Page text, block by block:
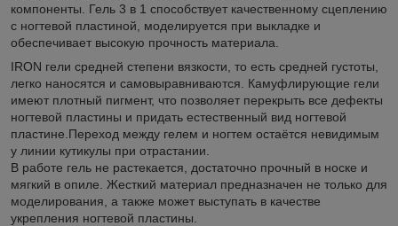
компоненты. Гель 3 в 1 способствует качественному сцеплению
с ногтевой пластиной, моделируется при выкладке и
обеспечивает высокую прочность материала.
IRON гели средней степени вязкости, то есть средней густоты,
легко наносятся и самовыравниваются. Камуфлирующие гели
имеют плотный пигмент, что позволяет перекрыть все дефекты
ногтевой пластины и придать естественный вид ногтевой
пластине.Переход между гелем и ногтем остаётся невидимым
у линии кутикулы при отрастании.
В работе гель не растекается, достаточно прочный в носке и
мягкий в опиле. Жесткий материал предназначен не только для
моделирования, а также может выступать в качестве
укрепления ногтевой пластины.